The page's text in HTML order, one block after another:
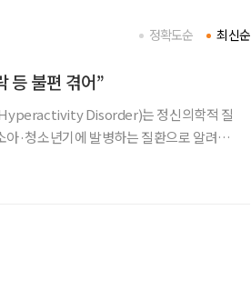
최신순
정확도순
등 불편 겪어”
Disorder)는 정신의학적 질
·청소년기에 발병하는 질환으로 알려진